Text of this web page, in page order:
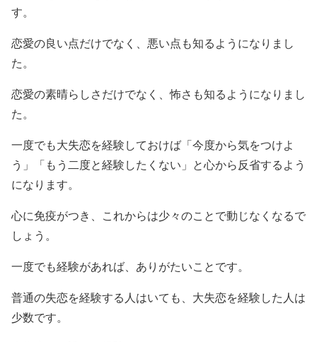
す。
恋愛の良い点だけでなく、悪い点も知るようになりまし
た。
恋愛の素晴らしさだけでなく、怖さも知るようになりまし
た。
一度でも大失恋を経験しておけば「今度から気をつけよ
う」「もう二度と経験したくない」と心から反省するよう
になります。
心に免疫がつき、これからは少々のことで動じなくなるで
しょう。
一度でも経験があれば、ありがたいことです。
普通の失恋を経験する人はいても、大失恋を経験した人は
少数です。